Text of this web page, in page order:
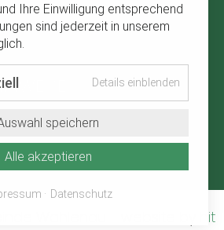
Kirchberg
Wahlenau hit
Ihre Einwilligung entsprechend
sind jederzeit in unserem
Details einblenden
speichern
Alle akzeptieren
Datenschutz